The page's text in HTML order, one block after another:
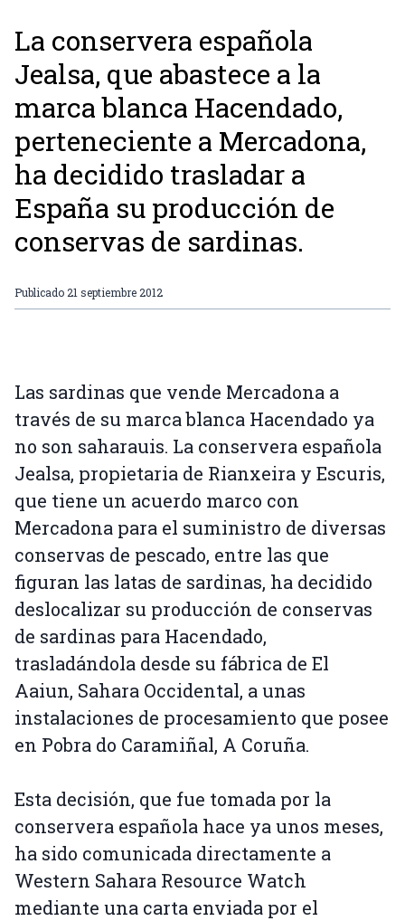
La conservera española
Jealsa, que abastece a la
marca blanca Hacendado,
perteneciente a Mercadona,
ha decidido trasladar a
España su producción de
conservas de sardinas.
Publicado21 septiembre 2012
Las sardinas que vende Mercadona a
través de su marca blanca Hacendado ya
no son saharauis. La conservera española
Jealsa, propietaria de Rianxeira y Escuris,
que tiene un acuerdo marco con
Mercadona para el suministro de diversas
conservas de pescado, entre las que
figuran las latas de sardinas, ha decidido
deslocalizar su producción de conservas
de sardinas para Hacendado,
trasladándola desde su fábrica de El
Aaiun, Sahara Occidental, a unas
instalaciones de procesamiento que posee
en Pobra do Caramiñal, A Coruña.
Esta decisión, que fue tomada por la
conservera española hace ya unos meses,
ha sido comunicada directamente a
Western Sahara Resource Watch
mediante una carta enviada por el